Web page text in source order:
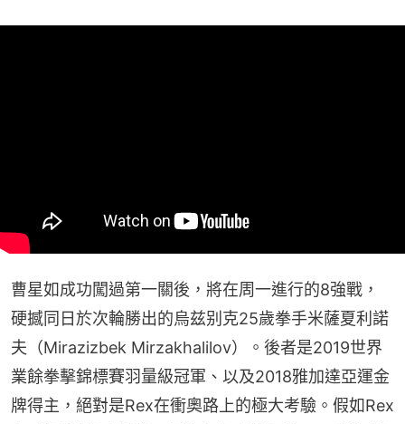
曹星如成功闖過第一關後，將在周一進行的8強戰，
硬撼同日於次輪勝出的烏兹别克25歲拳手米薩夏利諾
夫（Mirazizbek Mirzakhalilov）。後者是2019世界
業餘拳擊錦標賽羽量級冠軍、以及2018雅加達亞運金
牌得主，絕對是Rex在衝奧路上的極大考驗。假如Rex